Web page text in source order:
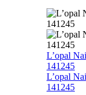
L’opal
141245
L’opal
141245